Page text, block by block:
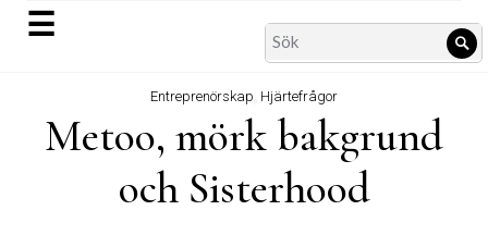
☰
Search
for:
Entreprenörskap Hjärtefrågor
Metoo, mörk bakgrund
och Sisterhood